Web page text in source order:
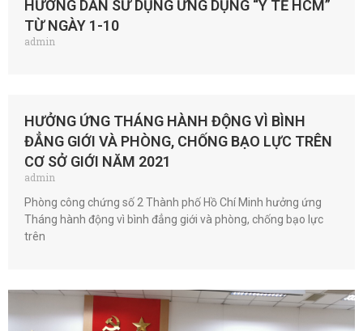
HƯỚNG DẪN SỬ DỤNG ỨNG DỤNG “Y TẾ HCM”
TỪ NGÀY 1-10
admin
HƯỞNG ỨNG THÁNG HÀNH ĐỘNG VÌ BÌNH
ĐẲNG GIỚI VÀ PHÒNG, CHỐNG BẠO LỰC TRÊN
CƠ SỞ GIỚI NĂM 2021
admin
Phòng công chứng số 2 Thành phố Hồ Chí Minh hưởng ứng
Tháng hành động vì bình đẳng giới và phòng, chống bạo lực
trên